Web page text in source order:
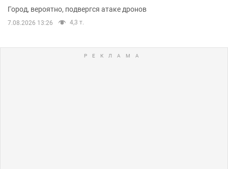
Город, вероятно, подвергся атаке дронов
7.08.2026 13:26 4,3 т.